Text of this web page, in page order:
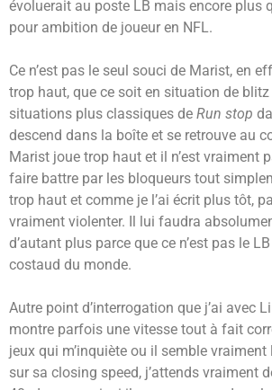
évoluerait au poste LB mais encore plus
pour ambition de joueur en NFL.
Ce n’est pas le seul souci de Marist, en
trop haut, que ce soit en situation de
situations plus classiques de Run stop
descend dans la boîte et se retrouve au
Marist joue trop haut et il n’est vraiment
faire battre par les bloqueurs tout
trop haut et comme je l’ai écrit plus tôt,
vraiment violenter. Il lui faudra
d’autant plus parce que ce n’est pas le
costaud du monde.
Autre point d’interrogation que j’ai avec
montre parfois une vitesse tout à fait
jeux qui m’inquiète ou il semble
sur sa closing speed, j’attends vraiment